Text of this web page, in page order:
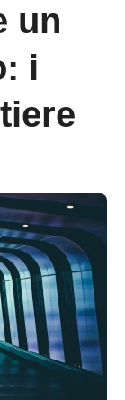
un
i